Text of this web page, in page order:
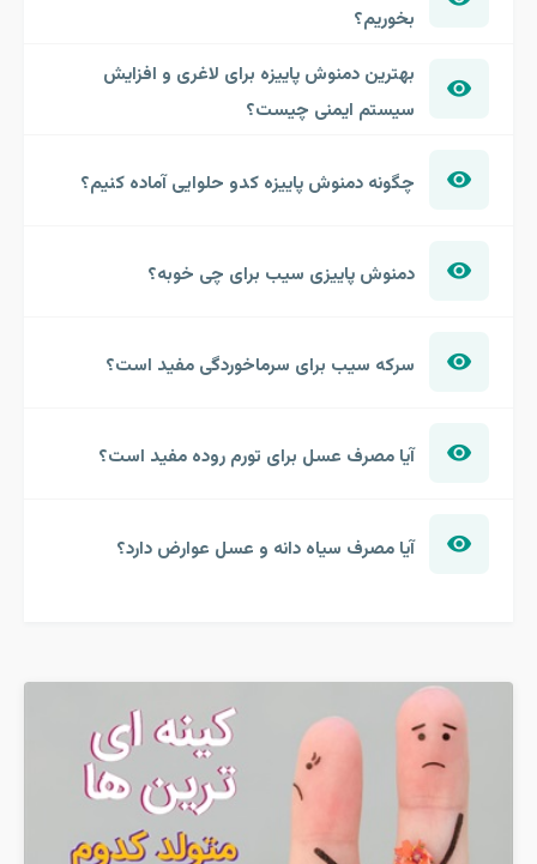
بخوریم؟
بهترین دمنوش پاییزه برای لاغری و افزایش
سیستم ایمنی چیست؟
چگونه دمنوش پاییزه کدو حلوایی آماده کنیم؟
دمنوش پاییزی سیب برای چی خوبه؟
سرکه سیب برای سرماخوردگی مفید است؟
آیا مصرف عسل برای تورم روده مفید است؟
آیا مصرف سیاه دانه و عسل عوارض دارد؟